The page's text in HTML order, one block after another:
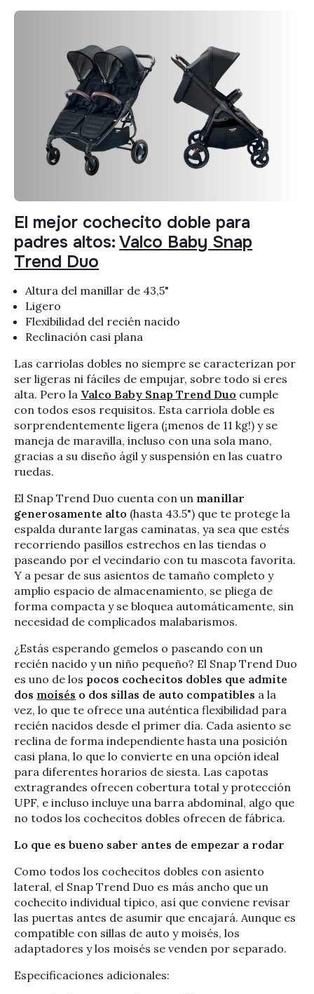
El mejor cochecito doble para
padres altos:Valco Baby Snap
Trend Duo
Altura del manillar de 43,5"
Ligero
Flexibilidad del recién nacido
Reclinación casi plana
Las carriolas dobles no siempre se caracterizan por
ser ligeras ni fáciles de empujar, sobre todo si eres
alta. Pero la Valco Baby Snap Trend Duo cumple
con todos esos requisitos. Esta carriola doble es
sorprendentemente ligera (¡menos de 11 kg!) y se
maneja de maravilla, incluso con una sola mano,
gracias a su diseño ágil y suspensión en las cuatro
ruedas.
El Snap Trend Duo cuenta con un manillar
generosamente alto (hasta 43.5") que te protege la
espalda durante largas caminatas, ya sea que estés
recorriendo pasillos estrechos en las tiendas o
paseando por el vecindario con tu mascota favorita.
Y a pesar de sus asientos de tamaño completo y
amplio espacio de almacenamiento, se pliega de
forma compacta y se bloquea automáticamente, sin
necesidad de complicados malabarismos.
¿Estás esperando gemelos o paseando con un
recién nacido y un niño pequeño? El Snap Trend Duo
es uno de los pocos cochecitos dobles que admite
dos moisés o dos sillas de auto compatibles a la
vez, lo que te ofrece una auténtica flexibilidad para
recién nacidos desde el primer día. Cada asiento se
reclina de forma independiente hasta una posición
casi plana, lo que lo convierte en una opción ideal
para diferentes horarios de siesta. Las capotas
extragrandes ofrecen cobertura total y protección
UPF, e incluso incluye una barra abdominal, algo que
no todos los cochecitos dobles ofrecen de fábrica.
Lo que es bueno saber antes de empezar a rodar
Como todos los cochecitos dobles con asiento
lateral, el Snap Trend Duo es más ancho que un
cochecito individual típico, así que conviene revisar
las puertas antes de asumir que encajará. Aunque es
compatible con sillas de auto y moisés, los
adaptadores y los moisés se venden por separado.
Especificaciones adicionales: